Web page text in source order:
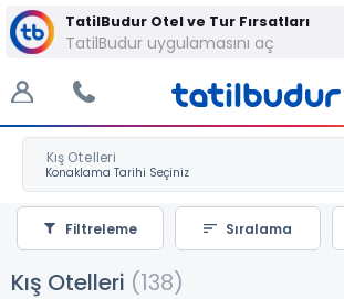
TatilBudur Otel ve Tur Fırsatları
TatilBudur uygulamasını aç
Kış Otelleri
Sıralama
Filtreleme
Kış Otelleri (138)